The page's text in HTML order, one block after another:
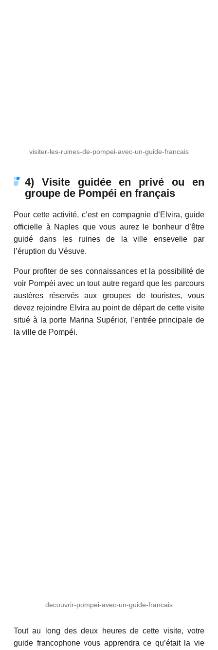
visiter-les-ruines-de-pompei-avec-un-guide-francais
4) Visite guidée en privé ou en
groupe de Pompéi en français
Pour cette activité, c’est en compagnie d’Elvira, guide
officielle à Naples que vous aurez le bonheur d’être
guidé dans les ruines de la ville ensevelie par
l’éruption du Vésuve.
Pour profiter de ses connaissances et la possibilité de
voir Pompéi avec un tout autre regard que les parcours
austères réservés aux groupes de touristes, vous
devez rejoindre Elvira au point de départ de cette visite
situé à la porte Marina Supérior, l’entrée principale de
la ville de Pompéi.
decouvrir-pompei-avec-un-guide-francais
Tout au long des deux heures de cette visite, votre
guide francophone vous apprendra ce qu’était la vie